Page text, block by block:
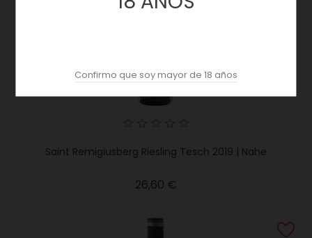
Saint Remigiusberg Riesling Tesch 2019 | Nahe
26,60 €
Confirmo que soy mayor de 18 años